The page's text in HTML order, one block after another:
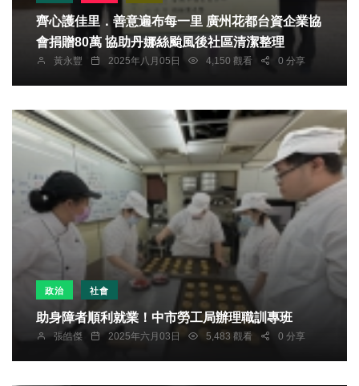
齊心護佳里．善意遍布每一里 廣州花都台資企業協
會捐贈80萬 協助丹娜絲颱風後社區清潔整理
黃永豐 2025年八月05日 4,150 觀看 0 分享
政治 社會
助身障者順利就業！中市勞工局辦理職訓專班
張皓傑 2025年六月03日 5,483 觀看 0 分享